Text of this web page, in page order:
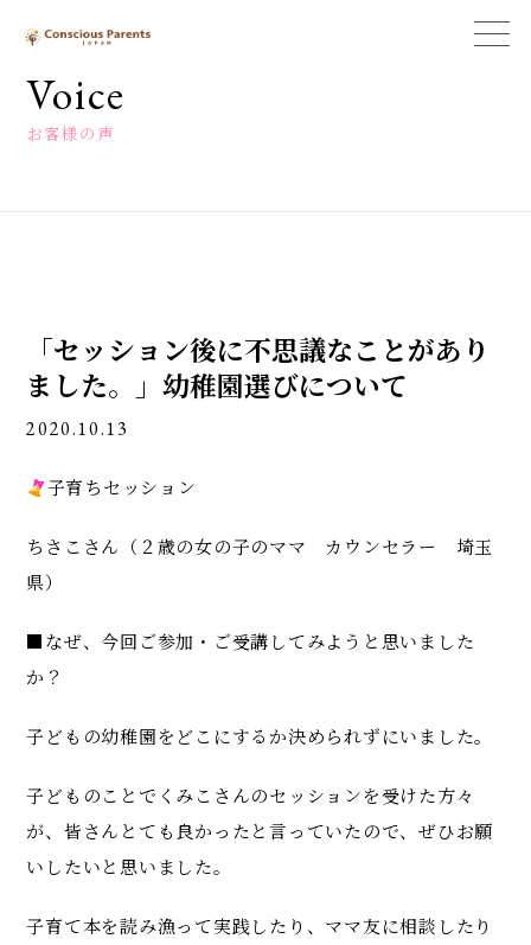
一
社
法
ン
レ
ン
ツ
パ
Voice
お客様の声
「セッション後に不思議なことがあり
ました。」幼稚園選びについて
2020.10.13
子育ちセッション
ちさこさん（２歳の女の子のママ カウンセラー 埼玉
県）
■なぜ、今回ご参加・ご受講してみようと思いました
か？
子どもの幼稚園をどこにするか決められずにいました。
子どものことでくみこさんのセッションを受けた方々
が、皆さんとても良かったと言っていたので、ぜひお願
いしたいと思いました。
子育て本を読み漁って実践したり、ママ友に相談したり